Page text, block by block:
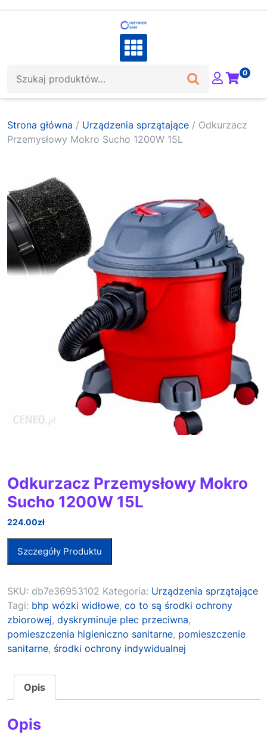
0
Strona główna / Urządzenia sprzątające / Odkurzacz
Przemysłowy Mokro Sucho 1200W 15L
Odkurzacz Przemysłowy Mokro
Sucho 1200W 15L
224.00zł
Szczegóły Produktu
SKU: db7e36953102 Kategoria: Urządzenia sprzątające
Tagi: bhp wózki widłowe, co to są środki ochrony
zbiorowej, dyskryminuje plec przeciwna,
pomieszczenia higieniczno sanitarne, pomieszczenie
sanitarne, środki ochrony indywidualnej
Opis
Opis